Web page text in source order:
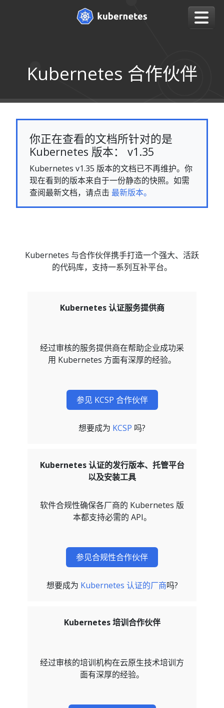
Kubernetes 合作伙伴
你正在查看的文档所针对的是
Kubernetes 版本： v1.35
Kubernetes v1.35 版本的文档已不再维护。你
现在看到的版本来自于一份静态的快照。如需
查阅最新文档，请点击 最新版本。
Kubernetes 与合作伙伴携手打造一个强大、活跃
的代码库，支持一系列互补平台。
Kubernetes 认证服务提供商
经过审核的服务提供商在帮助企业成功采
用 Kubernetes 方面有深厚的经验。
参见 KCSP 合作伙伴
想要成为 KCSP 吗?
Kubernetes 认证的发行版本、托管平台
以及安装工具
软件合规性确保各厂商的 Kubernetes 版
本都支持必需的 API。
参见合规性合作伙伴
想要成为 Kubernetes 认证的厂商吗?
Kubernetes 培训合作伙伴
经过审核的培训机构在云原生技术培训方
面有深厚的经验。